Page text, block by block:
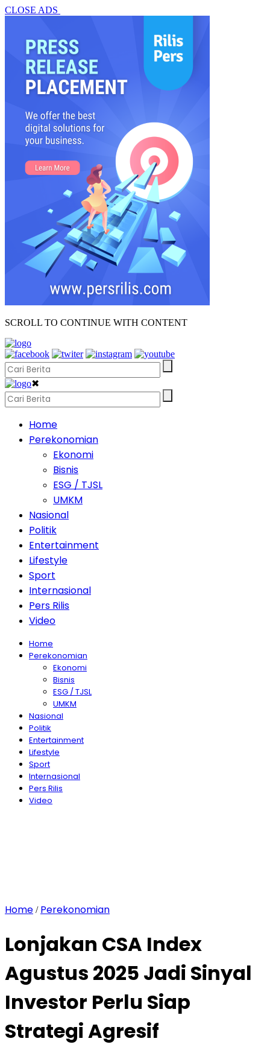
CLOSE ADS
SCROLL TO CONTINUE WITH CONTENT
✖
Home
Perekonomian
Ekonomi
Bisnis
ESG / TJSL
UMKM
Nasional
Politik
Entertainment
Lifestyle
Sport
Internasional
Pers Rilis
Video
Home
Perekonomian
Ekonomi
Bisnis
ESG / TJSL
UMKM
Nasional
Politik
Entertainment
Lifestyle
Sport
Internasional
Pers Rilis
Video
Home / Perekonomian
Lonjakan CSA Index
Agustus 2025 Jadi Sinyal
Investor Perlu Siap
Strategi Agresif